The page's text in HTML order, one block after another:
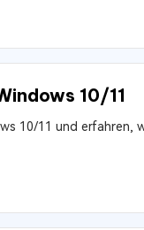
10/11
10/11 und erfahren,